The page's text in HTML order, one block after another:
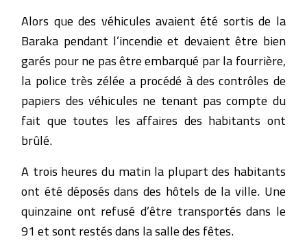
Alors que des véhicules avaient été sortis de la
Baraka pendant l’incendie et devaient être bien
garés pour ne pas être embarqué par la fourrière,
la police très zélée a procédé à des contrôles de
papiers des véhicules ne tenant pas compte du
fait que toutes les affaires des habitants ont
brûlé.
A trois heures du matin la plupart des habitants
ont été déposés dans des hôtels de la ville. Une
quinzaine ont refusé d’être transportés dans le
91 et sont restés dans la salle des fêtes.